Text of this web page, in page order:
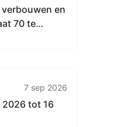
en
70 te
7 sep 2026
2026 tot 16